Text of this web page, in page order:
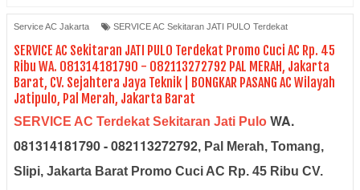
Service AC Jakarta SERVICE AC Sekitaran JATI PULO Terdekat
SERVICE AC Sekitaran JATI PULO Terdekat Promo Cuci AC Rp. 45
Ribu WA. 081314181790 - 082113272792 PAL MERAH, Jakarta
Barat, CV. Sejahtera Jaya Teknik | BONGKAR PASANG AC Wilayah
Jatipulo, Pal Merah, Jakarta Barat
SERVICE AC Terdekat Sekitaran Jati Pulo WA.
081314181790 - 082113272792, Pal Merah, Tomang,
Slipi, Jakarta Barat Promo Cuci AC Rp. 45 Ribu CV.